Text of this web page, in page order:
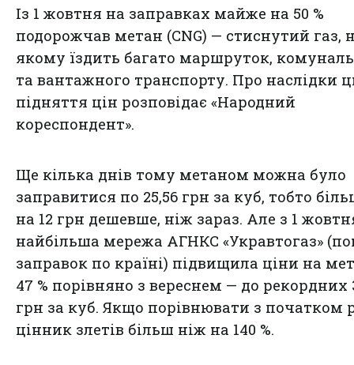
Із 1 жовтня на заправках майже на 50 %
подорожчав метан (CNG) — стиснутий газ,
якому їздить багато маршруток,
та вантажного транспорту. Про наслідки
підняття цін розповідає «Народний
кореспондент».
Ще кілька днів тому метаном можна було
заправитися по 25,56 грн за куб, тобто
на 12 грн дешевше, ніж зараз. Але з 1
найбільша мережа АГНКС «Укравтогаз»
заправок по країні) підвищила ціни на
47 % порівняно з вереснем — до рекордних
грн за куб. Якщо порівнювати з початком
цінник злетів більш ніж на 140 %.